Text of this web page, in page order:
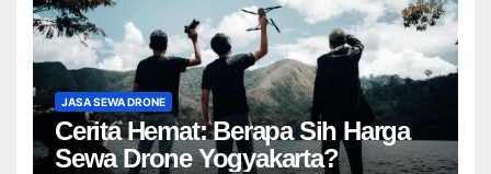
JASA SEWA DRONE
Cerita Hemat: Berapa Sih Harga
Sewa Drone Yogyakarta?